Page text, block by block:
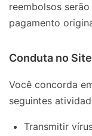
reembolsos
pagamento
Conduta no Site
Você concorda
seguintes
Transmitir